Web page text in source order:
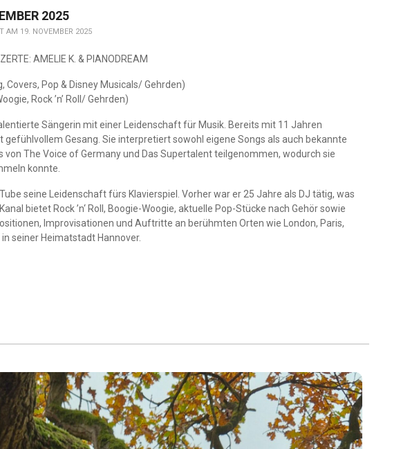
2025
AM 19. NOVEMBER 2025
AMELIE K. & PIANODREAM
Covers, Pop & Disney Musicals/ Gehrden)
Rock ’n’ Roll/ Gehrden)
Sängerin mit einer Leidenschaft für Musik. Bereits mit 11 Jahren
gefühlvollem Gesang. Sie interpretiert sowohl eigene Songs als auch bekannte
von The Voice of Germany und Das Supertalent teilgenommen, wodurch sie
konnte.
seine Leidenschaft fürs Klavierspiel. Vorher war er 25 Jahre als DJ tätig, was
bietet Rock ’n‘ Roll, Boogie-Woogie, aktuelle Pop-Stücke nach Gehör sowie
Improvisationen und Auftritte an berühmten Orten wie London, Paris,
seiner Heimatstadt Hannover.